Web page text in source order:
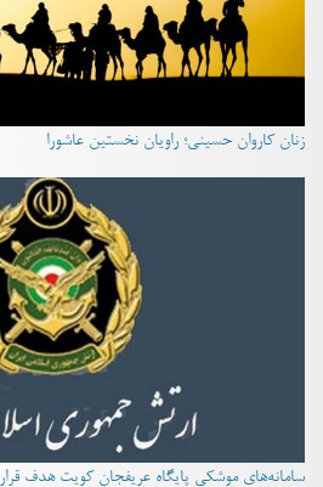
زنان کاروان حسینی؛ راویان نخستین عاشورا
سامانه‌های موشکی پایگاه عریفجان کویت هدف